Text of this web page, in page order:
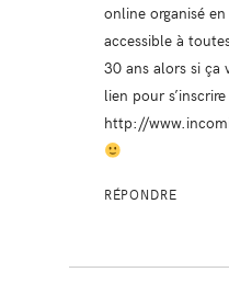
online organisé
accessible à
30 ans alors si ça
lien pour s’inscrire
http://
RÉPONDRE